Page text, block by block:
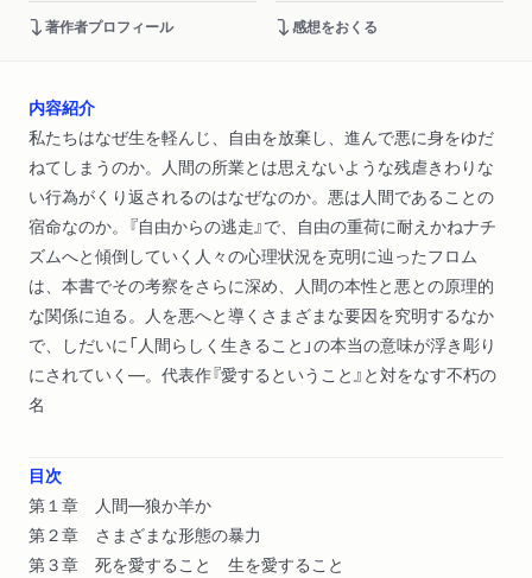
著作者プロフィール 感想をおくる
内容紹介
私たちはなぜ生を軽んじ、自由を放棄し、進んで悪に身をゆだ
ねてしまうのか。人間の所業とは思えないような残虐きわりな
い行為がくり返されるのはなぜなのか。悪は人間であることの
宿命なのか。『自由からの逃走』で、自由の重荷に耐えかねナチ
ズムへと傾倒していく人々の心理状況を克明に辿ったフロム
は、本書でその考察をさらに深め、人間の本性と悪との原理的
な関係に迫る。人を悪へと導くさまざまな要因を究明するなか
で、しだいに「人間らしく生きること」の本当の意味が浮き彫り
にされていく―。代表作『愛するということ』と対をなす不朽の
名
目次
第１章 人間―狼か羊か
第２章 さまざまな形態の暴力
第３章 死を愛すること 生を愛すること